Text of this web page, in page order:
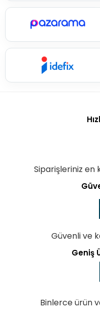
Siparişleriniz en
Güvenli ve
Geniş
Binlerce ürün